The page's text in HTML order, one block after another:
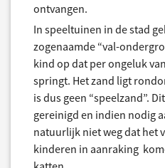
ontvangen.
In speeltuinen in de stad
zogenaamde “val-
kind op dat per ongeluk
springt. Het zand ligt
is dus geen “speelzand”.
gereinigd en indien nodig
natuurlijk niet weg dat het
kinderen in aanraking